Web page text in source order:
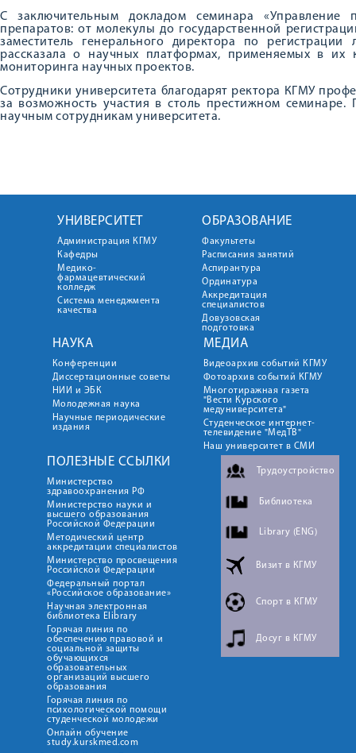
С заключительным докладом семинара «Управление
препаратов: от молекулы до государственной
заместитель генерального директора по
рассказала о научных платформах, применяемых в
мониторинга научных проектов.
Сотрудники университета благодарят ректора КГМУ
за возможность участия в столь престижном семинаре.
научным сотрудникам университета.
УНИВЕРСИТЕТ
Администрация КГМУ
Кафедры
Медико-
фармацевтический
колледж
Система менеджмента
качества
ОБРАЗОВАНИЕ
Факультеты
Расписания занятий
Аспирантура
Ординатура
Аккредитация
специалистов
Довузовская
подготовка
НАУКА
Конференции
Диссертационные советы
НИИ и ЭБК
Молодежная наука
Научные периодические
издания
МЕДИА
Видеоархив событий КГМУ
Фотоархив событий КГМУ
Многотиражная газета
"Вести Курского
медуниверситета"
Студенческое интернет-
телевидение "МедТВ"
Наш университет в СМИ
ПОЛЕЗНЫЕ ССЫЛКИ
Министерство
здравоохранения РФ
Министерство науки и
высшего образования
Российской Федерации
Методический центр
аккредитации специалистов
Министерство просвещения
Российской Федерации
Федеральный портал
«Российское образование»
Научная электронная
библиотека Elibrary
Горячая линия по
обеспечению правовой и
социальной защиты
обучающихся
образовательных
организаций высшего
образования
Горячая линия по
психологической помощи
студенческой молодежи
Онлайн обучение
study.kurskmed.com
Трудоустройство
Библиотека
Library (ENG)
Визит в КГМУ
Спорт в КГМУ
Досуг в КГМУ